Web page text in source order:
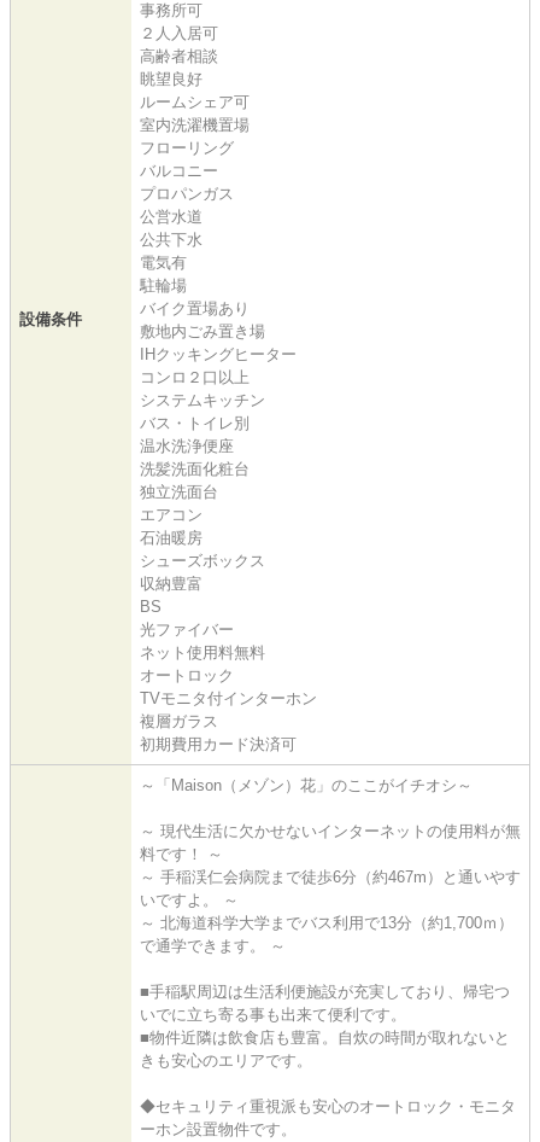
設備条件
事務所可
２人入居可
高齢者相談
眺望良好
ルームシェア可
室内洗濯機置場
フローリング
バルコニー
プロパンガス
公営水道
公共下水
電気有
駐輪場
バイク置場あり
敷地内ごみ置き場
IHクッキングヒーター
コンロ２口以上
システムキッチン
バス・トイレ別
温水洗浄便座
洗髪洗面化粧台
独立洗面台
エアコン
石油暖房
シューズボックス
収納豊富
BS
光ファイバー
ネット使用料無料
オートロック
TVモニタ付インターホン
複層ガラス
初期費用カード決済可
～「Maison（メゾン）花」のここがイチオシ～
～ 現代生活に欠かせないインターネットの使用料が無
料です！ ～
～ 手稲渓仁会病院まで徒歩6分（約467m）と通いやす
いですよ。 ～
～ 北海道科学大学までバス利用で13分（約1,700ｍ）
で通学できます。 ～
■手稲駅周辺は生活利便施設が充実しており、帰宅つ
いでに立ち寄る事も出来て便利です。
■物件近隣は飲食店も豊富。自炊の時間が取れないと
きも安心のエリアです。
◆セキュリティ重視派も安心のオートロック・モニタ
ーホン設置物件です。